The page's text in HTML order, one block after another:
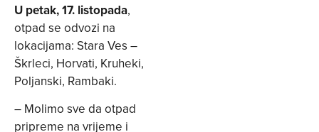
U petak, 17. listopada,
otpad se odvozi na
lokacijama: Stara Ves –
Škrleci, Horvati, Kruheki,
Poljanski, Rambaki.
– Molimo sve da otpad
pripreme na vrijeme i